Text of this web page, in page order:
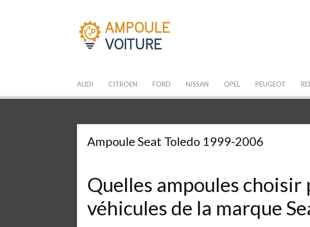
AUDI CITROEN FORD NISSAN OPEL PEUGEOT
Ampoule Seat Toledo 1999-2006
Quelles ampoules choisir
véhicules de la marque